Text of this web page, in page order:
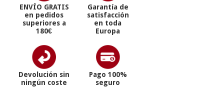
ENVÍO GRATIS
en pedidos
superiores a
180€
Garantía de
satisfacción
en toda
Europa
Devolución sin
ningún coste
Pago 100%
seguro